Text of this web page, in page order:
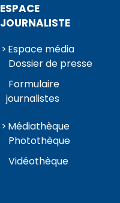
ESPACE
JOURNALISTE
Espace média
Dossier de presse
Formulaire
journalistes
Médiathèque
Photothèque
Vidéothèque